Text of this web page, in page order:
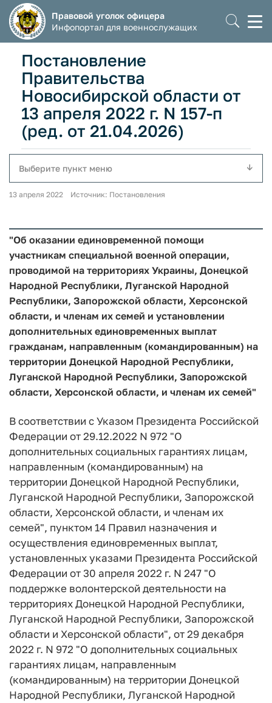
Правовой уголок офицера
Инфопортал для военнослужащих
Постановление
Правительства
Новосибирской области от
13 апреля 2022 г. N 157-п
(ред. от 21.04.2026)
Выберите пункт меню
13 апреля 2022 Источник: Постановления
"Об оказании единовременной помощи
участникам специальной военной операции,
проводимой на территориях Украины, Донецкой
Народной Республики, Луганской Народной
Республики, Запорожской области, Херсонской
области, и членам их семей и установлении
дополнительных единовременных выплат
гражданам, направленным (командированным) на
территории Донецкой Народной Республики,
Луганской Народной Республики, Запорожской
области, Херсонской области, и членам их семей"
В соответствии с Указом Президента Российской
Федерации от 29.12.2022 N 972 "О
дополнительных социальных гарантиях лицам,
направленным (командированным) на
территории Донецкой Народной Республики,
Луганской Народной Республики, Запорожской
области, Херсонской области, и членам их
семей", пунктом 14 Правил назначения и
осуществления единовременных выплат,
установленных указами Президента Российской
Федерации от 30 апреля 2022 г. N 247 "О
поддержке волонтерской деятельности на
территориях Донецкой Народной Республики,
Луганской Народной Республики, Запорожской
области и Херсонской области", от 29 декабря
2022 г. N 972 "О дополнительных социальных
гарантиях лицам, направленным
(командированным) на территории Донецкой
Народной Республики, Луганской Народной